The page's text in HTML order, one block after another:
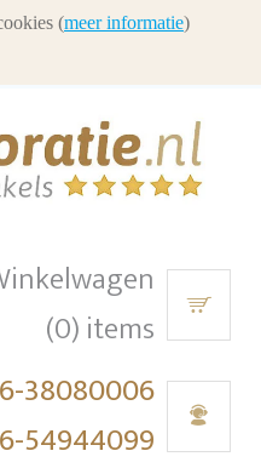
(0) items
38080006
54944099
(meer informatie)